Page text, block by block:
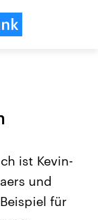
ist Kevin-
und
für